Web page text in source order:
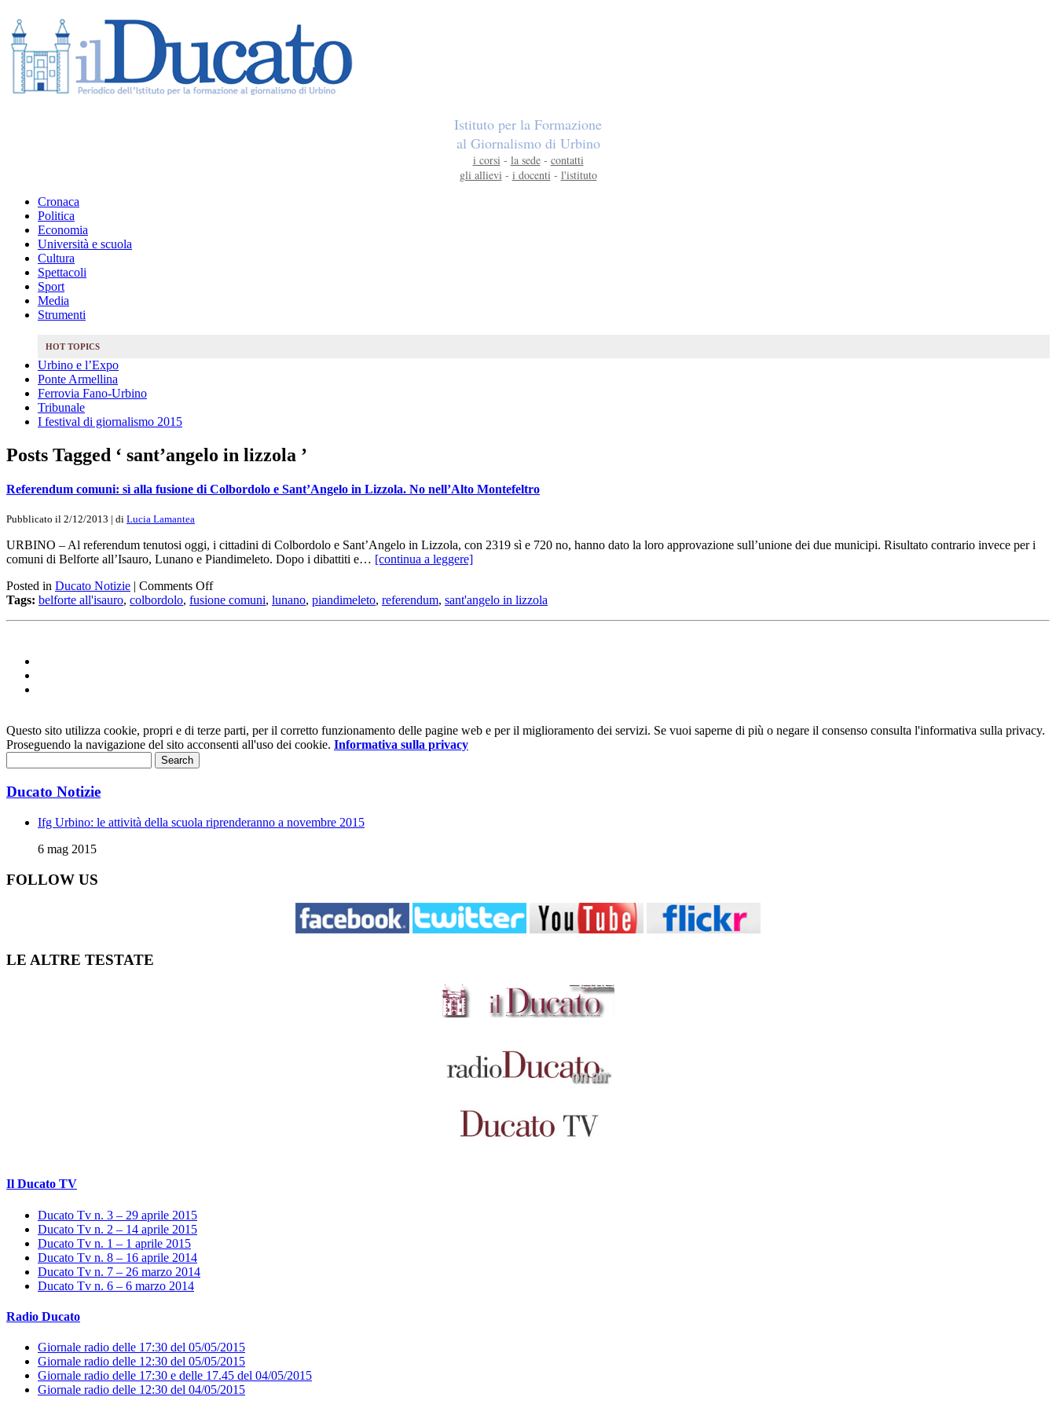
Istituto per la Formazione
al Giornalismo di Urbino
i corsi - la sede- contatti
gli allievi - i docenti - l'istituto
Cronaca
Politica
Economia
Università e scuola
Cultura
Spettacoli
Sport
Media
Strumenti
HOT TOPICS
Urbino e l’Expo
Ponte Armellina
Ferrovia Fano-Urbino
Tribunale
I festival di giornalismo 2015
Posts Tagged ‘ sant’angelo in lizzola ’
Referendum comuni: sì alla fusione di Colbordolo e Sant’Angelo in Lizzola. No nell’Alto Montefeltro
Pubblicato il 2/12/2013 | di Lucia Lamantea
URBINO – Al referendum tenutosi oggi, i cittadini di Colbordolo e Sant’Angelo in Lizzola, con 2319 sì e 720 no, hanno dato la loro approvazione sull’unione dei due municipi. Risultato contrario invece per i
comuni di Belforte all’Isauro, Lunano e Piandimeleto. Dopo i dibattiti e… [continua a leggere]
Posted in Ducato Notizie | Comments Off
Tags: belforte all'isauro, colbordolo, fusione comuni, lunano, piandimeleto, referendum, sant'angelo in lizzola
Questo sito utilizza cookie, propri e di terze parti, per il corretto funzionamento delle pagine web e per il miglioramento dei servizi. Se vuoi saperne di più o negare il consenso consulta l'informativa sulla privacy.
Proseguendo la navigazione del sito acconsenti all'uso dei cookie. Informativa sulla privacy
Ducato Notizie
Ifg Urbino: le attività della scuola riprenderanno a novembre 2015
6 mag 2015
FOLLOW US
LE ALTRE TESTATE
Il Ducato TV
Ducato Tv n. 3 – 29 aprile 2015
Ducato Tv n. 2 – 14 aprile 2015
Ducato Tv n. 1 – 1 aprile 2015
Ducato Tv n. 8 – 16 aprile 2014
Ducato Tv n. 7 – 26 marzo 2014
Ducato Tv n. 6 – 6 marzo 2014
Radio Ducato
Giornale radio delle 17:30 del 05/05/2015
Giornale radio delle 12:30 del 05/05/2015
Giornale radio delle 17:30 e delle 17.45 del 04/05/2015
Giornale radio delle 12:30 del 04/05/2015